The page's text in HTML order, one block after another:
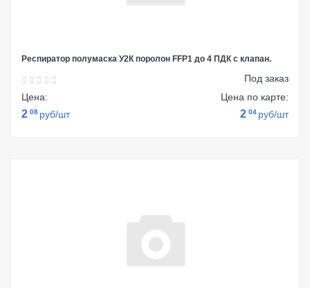
Респиратор полумаска У2К поролон FFP1 до 4 ПДК с клапан.
Под заказ
Цена:
2 08 руб/шт
Цена по карте:
2 04 руб/шт